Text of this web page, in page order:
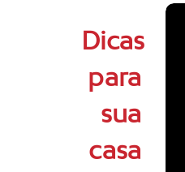
Dicas
para
sua
casa